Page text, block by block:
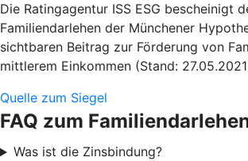
Die Ratingagentur ISS ESG bescheinigt
Familiendarlehen der Münchener
sichtbaren Beitrag zur Förderung von
mittlerem Einkommen (Stand:
Quelle zum Siegel
FAQ zum
Was ist die Zinsbindung?